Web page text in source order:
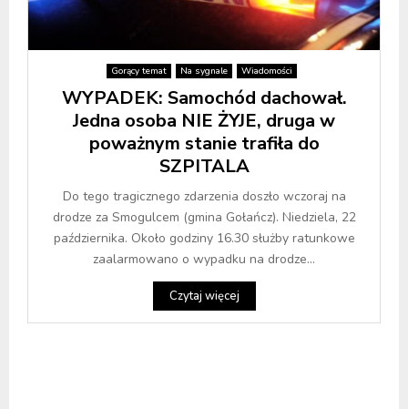
Gorący temat Na sygnale Wiadomości
WYPADEK: Samochód dachował.
Jedna osoba NIE ŻYJE, druga w
poważnym stanie trafiła do
SZPITALA
Do tego tragicznego zdarzenia doszło wczoraj na
drodze za Smogulcem (gmina Gołańcz). Niedziela, 22
października. Około godziny 16.30 służby ratunkowe
zaalarmowano o wypadku na drodze...
Czytaj więcej